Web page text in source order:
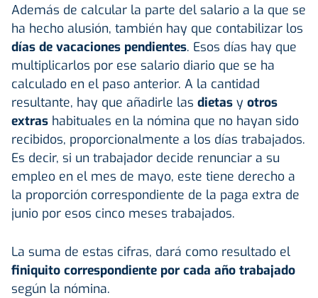
Además de calcular la parte del salario a la que se
ha hecho alusión, también hay que contabilizar los
días de vacaciones pendientes. Esos días hay que
multiplicarlos por ese salario diario que se ha
calculado en el paso anterior. A la cantidad
resultante, hay que añadirle las dietas y otros
extras habituales en la nómina que no hayan sido
recibidos, proporcionalmente a los días trabajados.
Es decir, si un trabajador decide renunciar a su
empleo en el mes de mayo, este tiene derecho a
la proporción correspondiente de la paga extra de
junio por esos cinco meses trabajados.
La suma de estas cifras, dará como resultado el
finiquito correspondiente por cada año trabajado
según la nómina.